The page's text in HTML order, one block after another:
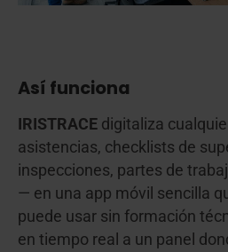
Así funciona
IRISTRACE digitaliza
asistencias, checklists de
inspecciones, partes de
— en una app móvil sencilla
puede usar sin formación
en tiempo real a un panel